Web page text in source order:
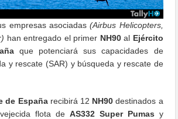
empresas asociadas(Airbus Helicopters,
han entregado el primer NH90al Ejército
que potenciará sus capacidades de
y rescate (SAR) y búsqueda y rescate de
de Españarecibirá 12 NH90 destinados a
flota de AS332 Super Pumas y